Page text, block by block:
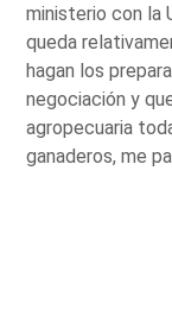
ministerio con la
queda
hagan los
negociación y
agropecuaria
ganaderos, me